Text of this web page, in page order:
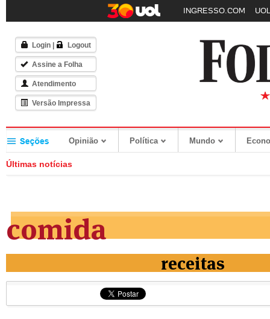
INGRESSO.COM
Login Logout
Assine a Folha
Atendimento
Versão Impressa
Opinião Política Mundo
Últimas notícias
comida
receitas